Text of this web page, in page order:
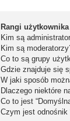
Rangi
Kim są
Kim są
Co to są grupy
Gdzie znajduje się
W jaki sposób
Dlaczego niektóre
Co to jest
Czym jest odnośnik